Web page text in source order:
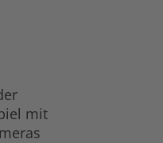
mit